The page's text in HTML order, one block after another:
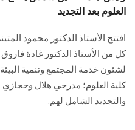
العلوم بعد التجديد
افتتح الأستاذ الدكتور محمود
كل من الأستاذ الدكتور غادة
لشئون خدمة المجتمع وتنمية
كلية العلوم؛ مدرجي هلال وحجازي
والتجديد الشامل لهم.